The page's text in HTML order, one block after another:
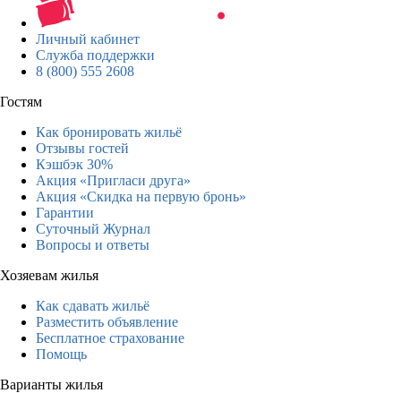
Личный кабинет
Служба поддержки
8 (800) 555 2608
Гостям
Как бронировать жильё
Отзывы гостей
Кэшбэк 30%
Акция «Пригласи друга»
Акция «Скидка на первую бронь»
Гарантии
Суточный Журнал
Вопросы и ответы
Хозяевам жилья
Как сдавать жильё
Разместить объявление
Бесплатное страхование
Помощь
Варианты жилья